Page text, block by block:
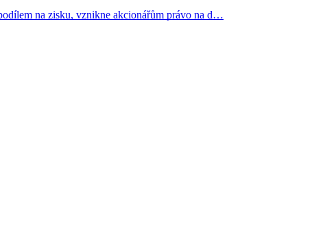
na zisku, vznikne akcionářům právo na d…